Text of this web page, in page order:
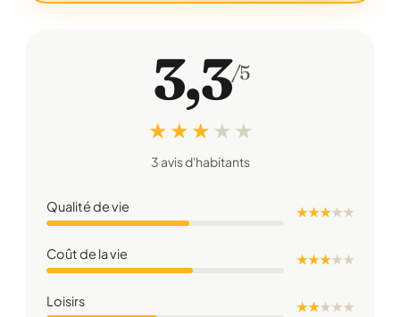
3,3/5
★ ★ ★ ★ ★
3 avis d'habitants
Qualité de vie ★ ★ ★★★
Coût de la vie ★ ★ ★★★
Loisirs ★ ★★★★